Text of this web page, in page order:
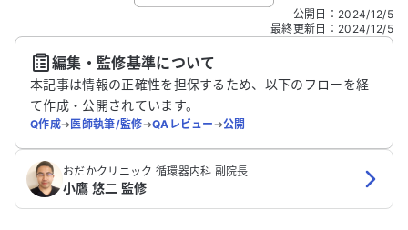
こちらは送信専用のフォームです。氏名やご自身の病気の詳細な
送信する
公開日 ： 2024/12/5
最終更新日 ： 2024/12/5
編集・監修基準について
本記事は情報の正確性を担保するため、以下のフローを経
て作成・公開されています。
Q作成➔医師執筆/監修➔QAレビュー➔公開
おだかクリニック 循環器内科 副院長
小鷹 悠二 監修